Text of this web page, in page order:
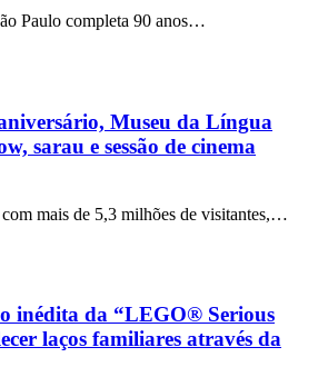
Paulo completa 90 anos…
aniversário, Museu da Língua
sarau e sessão de cinema
mais de 5,3 milhões de visitantes,…
inédita da “LEGO® Serious
laços familiares através da